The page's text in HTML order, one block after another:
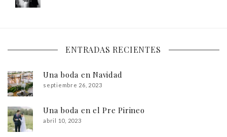
ENTRADAS RECIENTES
Una boda en Navidad
septiembre 26, 2023
Una boda en el Pre Pirineo
abril 10, 2023